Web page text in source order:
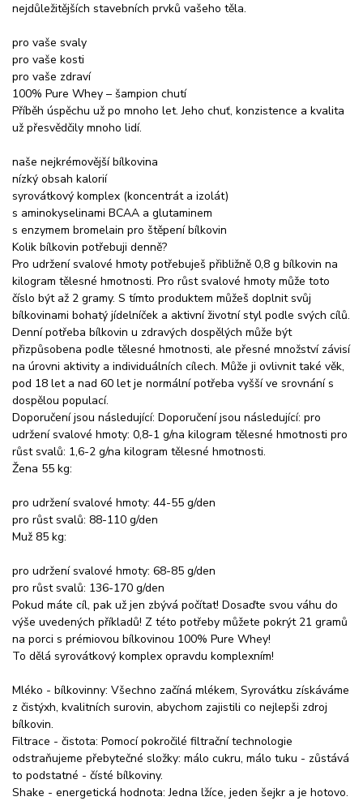
nejdůležitějších stavebních prvků vašeho těla.
pro vaše svaly
pro vaše kosti
pro vaše zdraví
100% Pure Whey – šampion chutí
Příběh úspěchu už po mnoho let. Jeho chuť, konzistence a kvalita
už přesvědčily mnoho lidí.
naše nejkrémovější bílkovina
nízký obsah kalorií
syrovátkový komplex (koncentrát a izolát)
s aminokyselinami BCAA a glutaminem
s enzymem bromelain pro štěpení bílkovin
Kolik bílkovin potřebuji denně?
Pro udržení svalové hmoty potřebuješ přibližně 0,8 g bílkovin na
kilogram tělesné hmotnosti. Pro růst svalové hmoty může toto
číslo být až 2 gramy. S tímto produktem můžeš doplnit svůj
bílkovinami bohatý jídelníček a aktivní životní styl podle svých cílů.
Denní potřeba bílkovin u zdravých dospělých může být
přizpůsobena podle tělesné hmotnosti, ale přesné množství závisí
na úrovni aktivity a individuálních cílech. Může ji ovlivnit také věk,
pod 18 let a nad 60 let je normální potřeba vyšší ve srovnání s
dospělou populací.
Doporučení jsou následující: Doporučení jsou následující: pro
udržení svalové hmoty: 0,8-1 g/na kilogram tělesné hmotnosti pro
růst svalů: 1,6-2 g/na kilogram tělesné hmotnosti.
Žena 55 kg:
pro udržení svalové hmoty: 44-55 g/den
pro růst svalů: 88-110 g/den
Muž 85 kg:
pro udržení svalové hmoty: 68-85 g/den
pro růst svalů: 136-170 g/den
Pokud máte cíl, pak už jen zbývá počítat! Dosaďte svou váhu do
výše uvedených příkladů! Z této potřeby můžete pokrýt 21 gramů
na porci s prémiovou bílkovinou 100% Pure Whey!
To dělá syrovátkový komplex opravdu komplexním!
Mléko - bílkovinny: Všechno začíná mlékem, Syrovátku získáváme
z čistýxh, kvalitních surovin, abychom zajistili co nejlepši zdroj
bílkovin.
Filtrace - čistota: Pomocí pokročilé filtrační technologie
odstraňujeme přebytečné složky: málo cukru, málo tuku - zůstává
to podstatné - čísté bílkoviny.
Shake - energetická hodnota: Jedna lžíce, jeden šejkr a je hotovo.